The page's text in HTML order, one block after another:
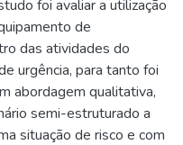
foi avaliar a utilização
de
das atividades do
urgência, para tanto foi
abordagem qualitativa,
semi-estruturado a
situação de risco e com